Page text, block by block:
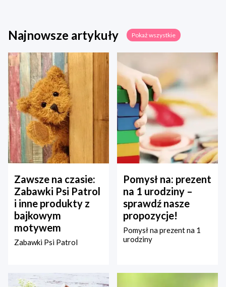
Najnowsze artykuły Pokaż wszystkie
Zawsze na czasie:
Zabawki Psi Patrol
i inne produkty z
bajkowym
motywem
Zabawki Psi Patrol
Pomysł na: prezent
na 1 urodziny –
sprawdź nasze
propozycje!
Pomysł na prezent na 1
urodziny